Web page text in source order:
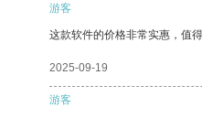
游客
这款软件的价格非常实惠，值得
2025-09-19
游客